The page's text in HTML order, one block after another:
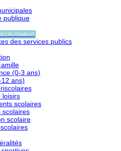
publique
des services publics
(0-3 ans)
ans)
loisirs
scolaires
scolaires
scolaire